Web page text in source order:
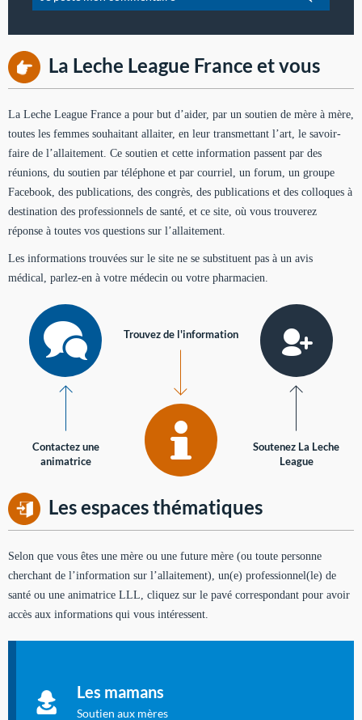
La Leche League France et vous
La Leche League France a pour but d’aider, par un soutien de mère à mère,
toutes les femmes souhaitant allaiter, en leur transmettant l’art, le savoir-
faire de l’allaitement. Ce soutien et cette information passent par des
réunions, du soutien par téléphone et par courriel, un forum, un groupe
Facebook, des publications, des congrès, des publications et des colloques à
destination des professionnels de santé, et ce site, où vous trouverez
réponse à toutes vos questions sur l’allaitement.
Les informations trouvées sur le site ne se substituent pas à un avis
médical, parlez-en à votre médecin ou votre pharmacien.
Contactez une
animatrice
Trouvez de l'information
Soutenez La Leche
League
Les espaces thématiques
Selon que vous êtes une mère ou une future mère (ou toute personne
cherchant de l’information sur l’allaitement), un(e) professionnel(le) de
santé ou une animatrice LLL, cliquez sur le pavé correspondant pour avoir
accès aux informations qui vous intéressent.
Les mamans
Soutien aux mères
à allaiter et vous informer : toutes les rubriques qui
concernent l'allaitement.